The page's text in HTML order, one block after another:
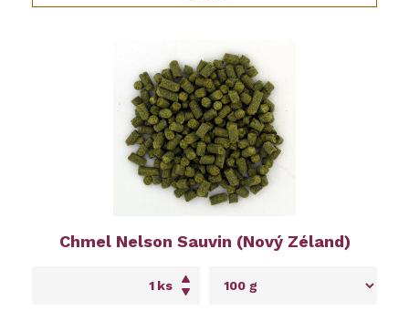
Chmel Nelson Sauvin (Nový Zéland)
ks